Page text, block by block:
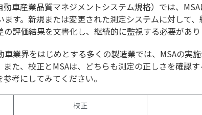
動車産業品質マネジメントシステム規格）では、
ます。新規または変更された測定システムに対して
の評価結果を文書化し、継続的に監視する必要があり
車業界をはじめとする多くの製造業では、MSAの実
また、校正とMSAは、どちらも測定の正しさを確認
考にしてみてください。
校正